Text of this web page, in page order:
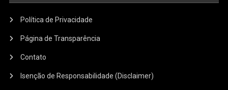
Política de Privacidade
Página de Transparência
Contato
Isenção de Responsabilidade (Disclaimer)